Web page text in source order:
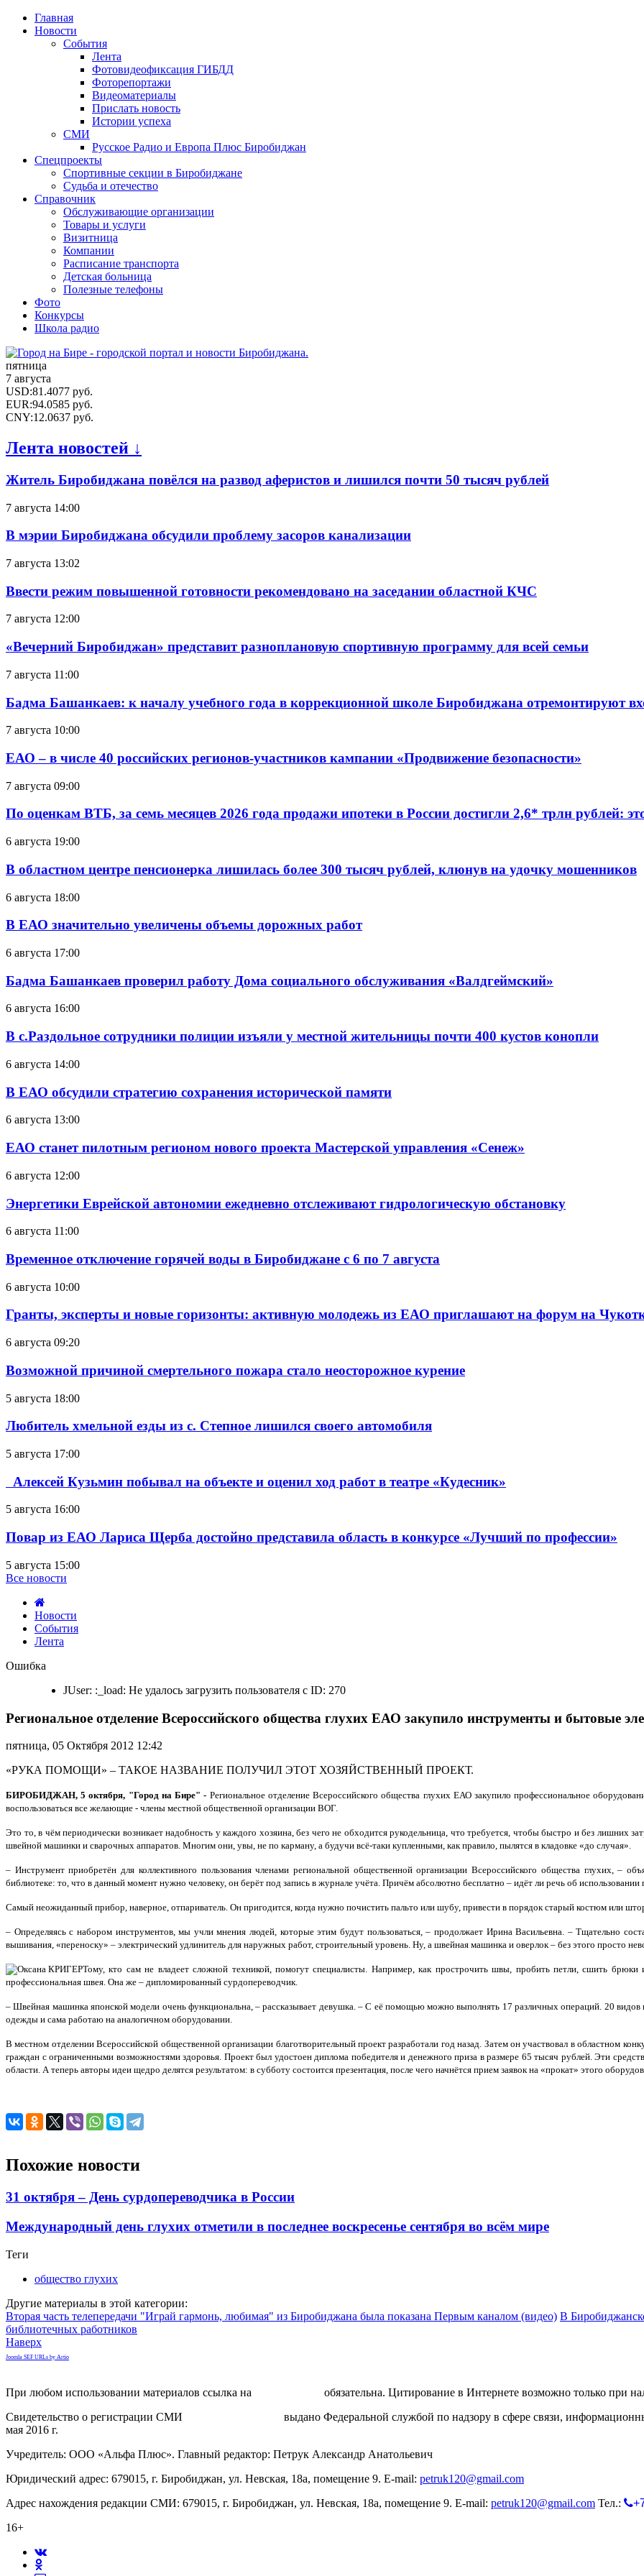
Главная
Новости
События
Лента
Фотовидеофиксация ГИБДД
Фоторепортажи
Видеоматериалы
Прислать новость
Истории успеха
СМИ
Русское Радио и Европа Плюс Биробиджан
Спецпроекты
Спортивные секции в Биробиджане
Судьба и отечество
Справочник
Обслуживающие организации
Товары и услуги
Визитница
Компании
Расписание транспорта
Детская больница
Полезные телефоны
Фото
Конкурсы
Школа радио
пятница
7 августа
USD:81.4077 руб.
EUR:94.0585 руб.
CNY:12.0637 руб.
Лента новостей ↓
Житель Биробиджана повёлся на развод аферистов и лишился почти 50 тысяч рублей
7 августа 14:00
В мэрии Биробиджана обсудили проблему засоров канализации
7 августа 13:02
Ввести режим повышенной готовности рекомендовано на заседании областной КЧС
7 августа 12:00
«Вечерний Биробиджан» представит разноплановую спортивную программу для всей семьи
7 августа 11:00
Бадма Башанкаев: к началу учебного года в коррекционной школе Биробиджана отремонтируют
7 августа 10:00
ЕАО – в числе 40 российских регионов-участников кампании «Продвижение безопасности»
7 августа 09:00
По оценкам ВТБ, за семь месяцев 2026 года продажи ипотеки в России достигли 2,6* трлн рублей:
6 августа 19:00
В областном центре пенсионерка лишилась более 300 тысяч рублей, клюнув на удочку мошенников
6 августа 18:00
В ЕАО значительно увеличены объемы дорожных работ
6 августа 17:00
Бадма Башанкаев проверил работу Дома социального обслуживания «Валдгеймский»
6 августа 16:00
В с.Раздольное сотрудники полиции изъяли у местной жительницы почти 400 кустов конопли
6 августа 14:00
В ЕАО обсудили стратегию сохранения исторической памяти
6 августа 13:00
ЕАО станет пилотным регионом нового проекта Мастерской управления «Сенеж»
6 августа 12:00
Энергетики Еврейской автономии ежедневно отслеживают гидрологическую обстановку
6 августа 11:00
Временное отключение горячей воды в Биробиджане с 6 по 7 августа
6 августа 10:00
Гранты, эксперты и новые горизонты: активную молодежь из ЕАО приглашают на форум на
6 августа 09:20
Возможной причиной смертельного пожара стало неосторожное курение
5 августа 18:00
Любитель хмельной езды из с. Степное лишился своего автомобиля
5 августа 17:00
Алексей Кузьмин побывал на объекте и оценил ход работ в театре «Кудесник»
5 августа 16:00
Повар из ЕАО Лариса Щерба достойно представила область в конкурсе «Лучший по профессии»
5 августа 15:00
Все новости
Новости
События
Лента
отделение
общества
ЕАО
инструменты
бытовые
для
коллективного
Ошибка
JUser: :_load: Не удалось загрузить пользователя с ID: 270
Региональное отделение Всероссийского общества глухих ЕАО закупило инструменты и бытовые
пятница, 05 Октября 2012 12:42
«РУКА ПОМОЩИ» – ТАКОЕ НАЗВАНИЕ ПОЛУЧИЛ ЭТОТ ХОЗЯЙСТВЕННЫЙ ПРОЕКТ.
БИРОБИДЖАН, 5 октября, "Город на Бире" - Региональное отделение Всероссийского общества глухих ЕАОзакупило профессиональное
воспользоваться все желающие - члены местной общественной организации ВОГ.
Это то, в чём периодически возникает надобность у каждого хозяина, без чего не обходится рукодельница, что требуется, чтобы быстро и без лишних
швейной машинки и сварочных аппаратов. Многим они, увы, не по карману, а будучи всё-таки купленными, как правило, пылятся в кладовке «до случая».
– Инструмент приобретён для коллективного пользования членами региональной общественной организации Всероссийского общества
библиотеке: то, что в данный момент нужно человеку, он берёт под запись в журнале учёта. Причём абсолютно бесплатно – идёт ли речь об
Самый неожиданный прибор, наверное, отпариватель. Он пригодится, когда нужно почистить пальто или шубу, привести в порядок старый костюм или
– Определяясь с набором инструментов, мы учли мнения людей, которые этим будут пользоваться, – продолжает Ирина Васильевна. – Тщательно
вышивания, «переноску» – электрический удлинитель для наружных работ, строительный уровень. Ну, а швейная машинка и оверлок – без этого просто
Тому, кто сам не владеет сложной техникой, помогут специалисты. Например, как прострочить швы, пробить петли, сшить
профессиональная швея. Она же – дипломированный сурдопереводчик.
– Швейная машинка японской модели очень функциональна, – рассказывает девушка. – С её помощью можно выполнять 17 различных операций. 20
одежды и сама работаю на аналогичном оборудовании.
В местном отделении Всероссийской общественной организации благотворительный проект разработали год назад. Затем он участвовал в областном
граждан с ограниченными возможностями здоровья. Проект был удостоен диплома победителя и денежного приза в размере 65 тысяч рублей. Эти
области. А теперь авторы идеи щедро делятся результатом: в субботу состоится презентация, после чего начнётся прием заявок на «прокат» этого
Похожие новости
31 октября – День сурдопереводчика в России
Международный день глухих отметили в последнее воскресенье сентября во всём мире
Теги
общество глухих
Другие материалы в этой категории:
Вторая часть телепередачи "Играй гармонь, любимая" из Биробиджана была показана Первым каналом (видео) В
библиотечных работников
Наверх
Joomla SEF URLs by Artio
При любом использовании материалов ссылка на
обязательна. Цитирование в Интернете возможно только при
Свидетельство о регистрации СМИ
выдано Федеральной службой по надзору в сфере связи,
мая 2016 г.
Учредитель: ООО «Альфа Плюс». Главный редактор: Петрук Александр Анатольевич
Юридический адрес: 679015, г. Биробиджан, ул. Невская, 18а, помещение 9. E-mail: petruk120@gmail.com
Адрес нахождения редакции СМИ: 679015, г. Биробиджан, ул. Невская, 18а, помещение 9. E-mail: petruk120@gmail.com Тел.:
16+